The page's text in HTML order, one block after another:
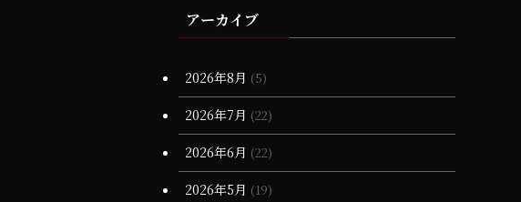
(68)
(66)
(10)
(15)
(20)
(13)
(12)
(28)
アーカイブ
2026年8月 (5)
2026年7月 (22)
2026年6月 (22)
2026年5月 (19)